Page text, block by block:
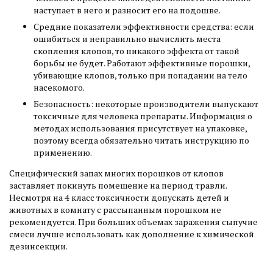
наступает в него и разносит его на подошве.
Средние показатели эффективности средства: если
ошибиться и неправильно вычислить места
скопления клопов, то никакого эффекта от такой
борьбы не будет. Работают эффективные порошки,
убивающие клопов, только при попадании на тело
насекомого.
Безопасность: некоторые производители выпускают
токсичные для человека препараты. Информация о
методах использования присутствует на упаковке,
поэтому всегда обязательно читать инструкцию по
применению.
Специфический запах многих порошков от клопов
заставляет покинуть помещение на период травли.
Несмотря на 4 класс токсичности допускать детей и
животных в комнату с рассыпанным порошком не
рекомендуется. При больших объемах заражения сыпучие
смеси лучше использовать как дополнение к химической
дезинсекции.